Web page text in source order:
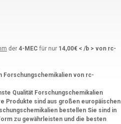
der 4-MEC für nur 14,00€ < /b > von rc-
Forschungschemikalien von rc-
Qualität Forschungschemikalien
Produkte sind aus großen europäischen
bestellen Sie sind in
zu gewährleisten und die besten